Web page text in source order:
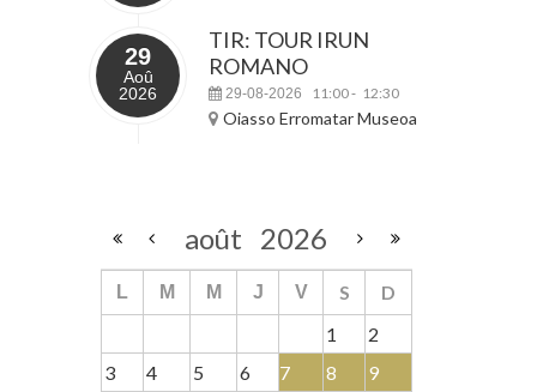
29
Aoû
2026
TIR: TOUR IRUN
ROMANO
29-08-2026 11:00- 12:30
Oiasso Erromatar Museoa
août 2026
L M M J V S
D
1
2
3
4 5 6 7 8
9